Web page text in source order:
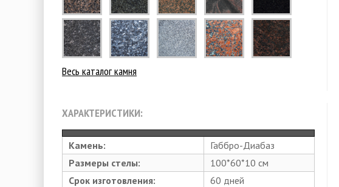
Весь каталог камня
ХАРАКТЕРИСТИКИ:
Камень:
Габбро-Диабаз
Размеры стелы:
100*60*10 см
Срок изготовления:
60 дней